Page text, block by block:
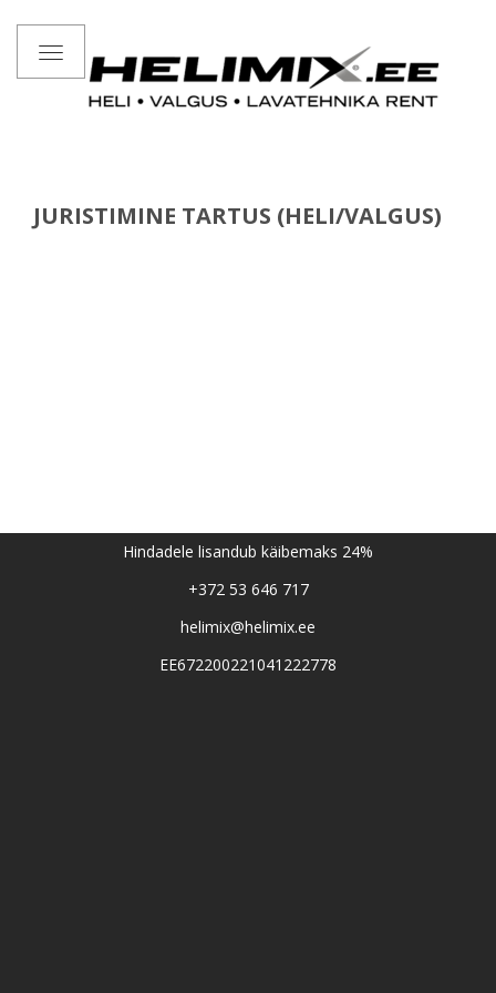
Toggle
navigation
JURISTIMINE TARTUS (HELI/VALGUS)
Hindadele lisandub käibemaks 24%
+372 53 646 717
helimix@helimix.ee
EE672200221041222778